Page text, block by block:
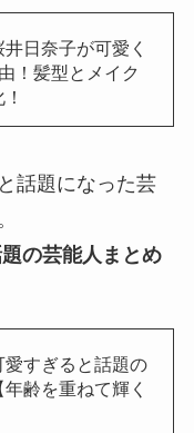
井日奈子が可愛く
！髪型とメイク
話題になった芸
の芸能人まとめ
愛すぎると話題の
齢を重ねて輝く